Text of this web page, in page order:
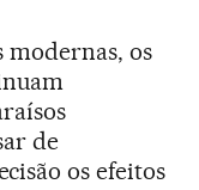
modernas, os
de
os efeitos